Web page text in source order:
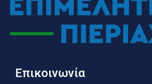
Επικοινωνία